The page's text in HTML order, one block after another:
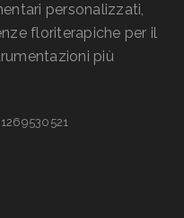
personalizzati,
floriterapiche per il
più